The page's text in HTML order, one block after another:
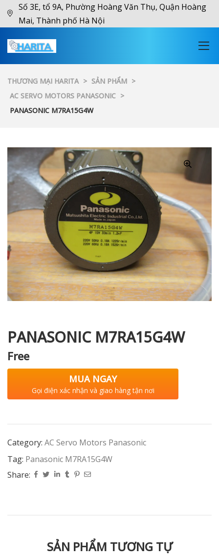
Số 3E, tổ 9A, Phường Hoàng Văn Thụ, Quận Hoàng
Mai, Thành phố Hà Nội
THƯƠNG MẠI HARITA > SẢN PHẨM >
AC SERVO MOTORS PANASONIC >
PANASONIC M7RA15G4W
PANASONIC M7RA15G4W
Free
MUA NGAY
Gọi điện xác nhận và giao hàng tận nơi
Category: AC Servo Motors Panasonic
Tag: Panasonic M7RA15G4W
Share:
SẢN PHẨM TƯƠNG TỰ
XNK